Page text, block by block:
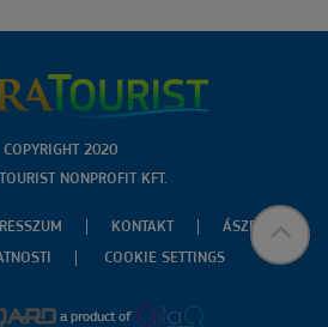
COPYRIGHT 2020
NONPROFIT KFT.
KONTAKT
ÁSZF
COOKIE SETTINGS
a product of